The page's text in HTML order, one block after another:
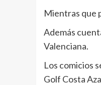
Mientras que
Además
Valenciana.
Los comicios
Golf Costa